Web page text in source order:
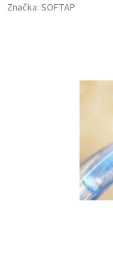
Značka: SOFTAP